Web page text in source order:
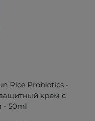
Rice Probiotics -
крем с
- 50ml